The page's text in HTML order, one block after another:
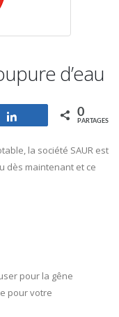
d’eau
Partagez 0
PARTAGES
la société SAUR est
dès maintenant et ce
pour la gêne
pour votre